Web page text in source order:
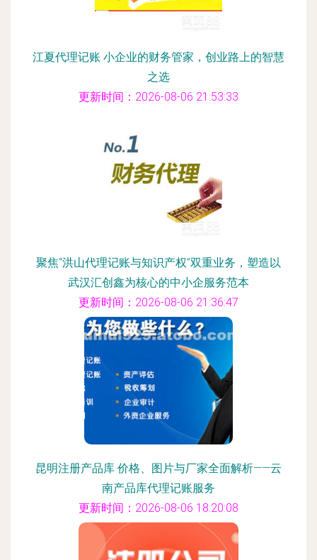
江夏代理记账 小企业的财务管家，创业路上的智慧
之选
更新时间：2026-08-06 21:53:33
聚焦“洪山代理记账与知识产权”双重业务，塑造以
武汉汇创鑫为核心的中小企服务范本
更新时间：2026-08-06 21:36:47
昆明注册产品库 价格、图片与厂家全面解析——云
南产品库代理记账服务
更新时间：2026-08-06 18:20:08